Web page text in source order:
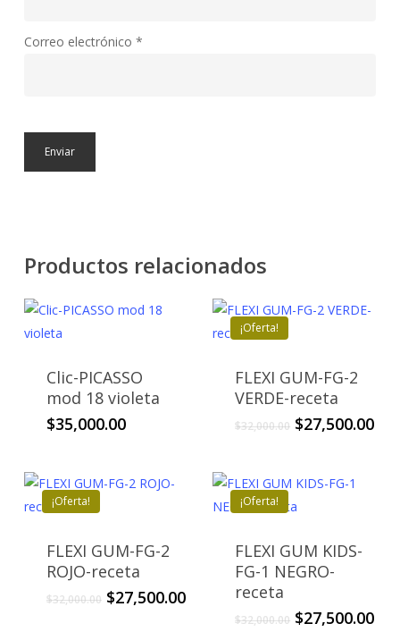
Correo electrónico *
Productos relacionados
Clic-PICASSO
mod 18 violeta
$35,000.00
¡Oferta!
FLEXI GUM-FG-2
VERDE-receta
$32,000.00 El
era:
$32,000.00.
$27,500.00El
¡Oferta!
FLEXI GUM-FG-2
ROJO-receta
$32,000.00 El
$27,500.00El
¡Oferta!
FLEXI GUM KIDS-
FG-1 NEGRO-
receta
$32,000.00 El
$27,500.00El